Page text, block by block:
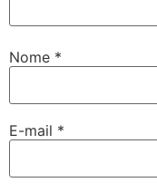
Nome *
E-mail *